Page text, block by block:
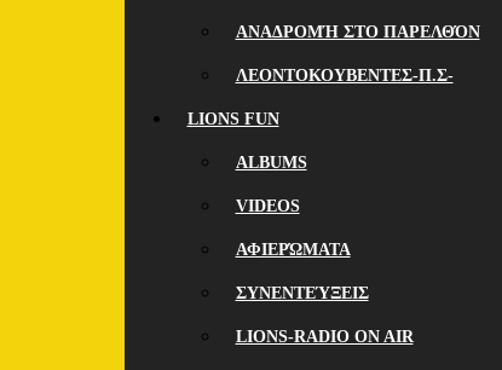
ΑΝΑΔΡΟΜΉ ΣΤΟ ΠΑΡΕΛΘΌΝ
ΛΕΟΝΤΟΚΟΥΒΕΝΤΕΣ-Π.Σ-
LIONS FUN
ALBUMS
VIDEOS
ΑΦΙΕΡΏΜΑΤΑ
ΣΥΝΕΝΤΕΎΞΕΙΣ
LIONS-RADIO ON AIR